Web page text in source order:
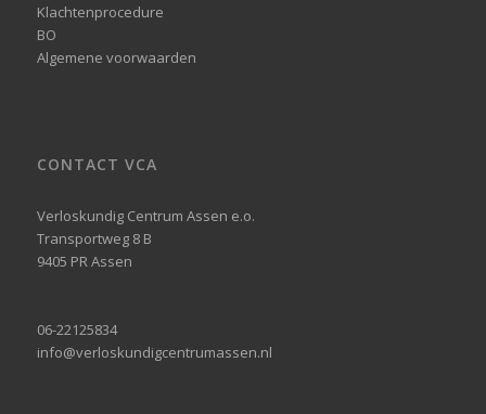
Klachtenprocedure
BO
Algemene voorwaarden
CONTACT VCA
Verloskundig Centrum Assen e.o.
Transportweg 8 B
9405 PR Assen
06-22125834
info@verloskundigcentrumassen.nl